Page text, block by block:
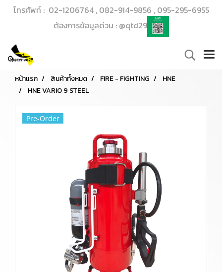
โทรศัพท์ : 02-1206764 , 082-914-9856 , 095-295-6955
ต้องการข้อมูลด่วน : @qtd29
หน้าแรก สินค้าทั้งหมด FIRE - FIGHTING
HNE
HNE VARIO 9 STEEL
Pre-Order